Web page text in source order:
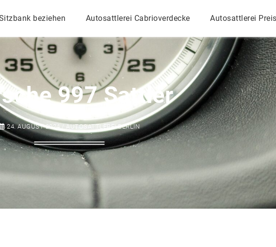
beziehen Autosattlerei Cabrioverdecke Autosattlerei
997 Sattler
24. AUGUST 2024 / AUTOSATTLEREI BERLIN